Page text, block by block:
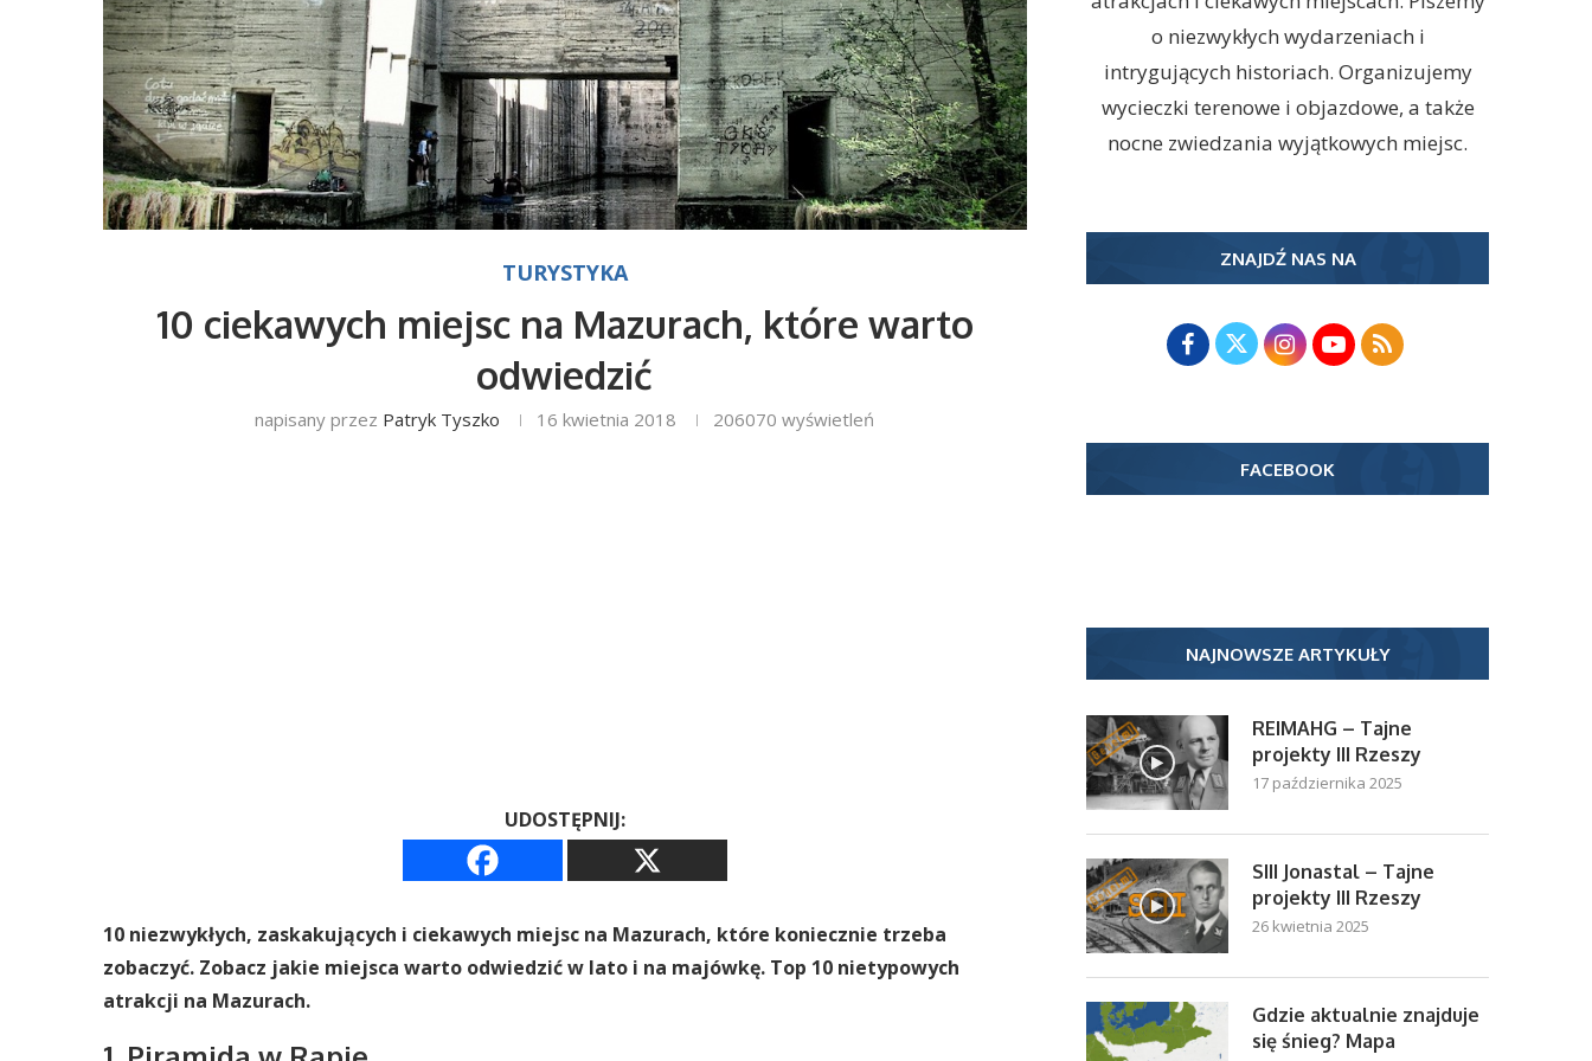
TURYSTYKA
10 ciekawych miejsc na Mazurach, które warto
odwiedzić
napisany przez Patryk Tyszko 16 kwietnia 2018 206070 wyświetleń
UDOSTĘPNIJ:
10 niezwykłych, zaskakujących i ciekawych miejsc na Mazurach, które koniecznie trzeba
zobaczyć. Zobacz jakie miejsca warto odwiedzić w lato i na majówkę. Top 10 nietypowych
atrakcji na Mazurach.
o niezwykłych wydarzeniach i
intrygujących historiach. Organizujemy
wycieczki terenowe i objazdowe, a także
nocne zwiedzania wyjątkowych miejsc.
ZNAJDŹ NAS NA
FACEBOOK
NAJNOWSZE ARTYKUŁY
REIMAHG – Tajne
projekty III Rzeszy
17 października 2025
SIII Jonastal – Tajne
projekty III Rzeszy
26 kwietnia 2025
Gdzie aktualnie znajduje
się śnieg? Mapa